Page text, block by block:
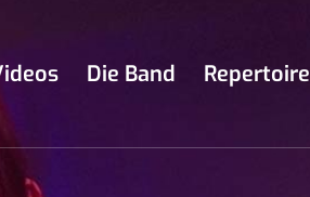
Die Band Repertoire